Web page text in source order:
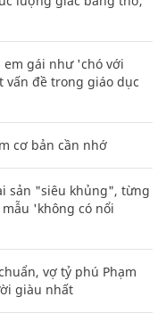
em gái như 'chó với
đề trong giáo dục
cơ bản cần nhớ
sản "siêu khủng", từng
'không có nổi
vợ tỷ phú Phạm
giàu nhất